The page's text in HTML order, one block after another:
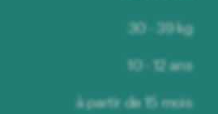
30 - 39 kg
10 - 12 ans
à partir de 15 mois